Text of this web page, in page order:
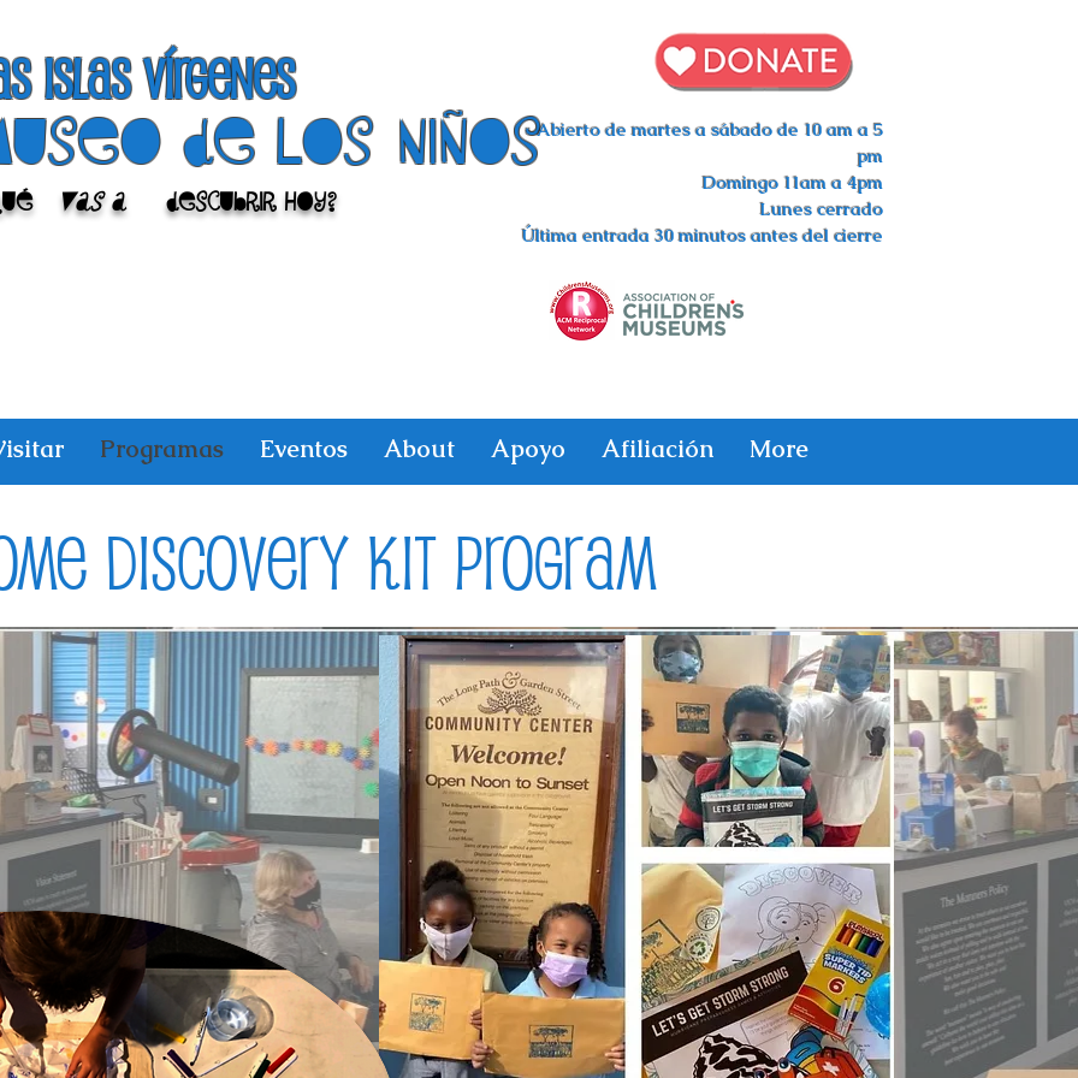
islas vírgenes
de los niños
vas a descubrir hoy?
Abierto de martes a sábado de 10 am a 5
pm
Domingo 11am a 4pm
Lunes cerrado
Última entrada 30 minutos antes del cierre
Programas Eventos About Apoyo Afiliación More
Discovery Kit Program